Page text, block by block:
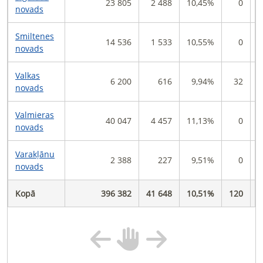
novads
23 805 2 488 10,45% 0
Smiltenes
novads
14 536 1 533 10,55% 0
Valkas
novads
6 200 616 9,94% 32
Valmieras
novads
40 047 4 457 11,13% 0
Varakļānu
novads
2 388 227 9,51% 0
Kopā 396 382 41 648 10,51% 120